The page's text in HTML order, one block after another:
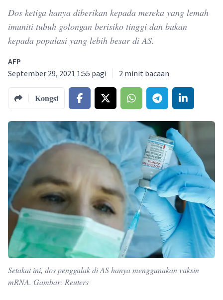
Dos ketiga hanya diberikan kepada mereka yang lemah
imuniti tubuh golongan berisiko tinggi dan bukan
kepada populasi yang lebih besar di AS.
AFP
September 29, 2021 1:55 pagi
2 minit bacaan
Kongsi
Setakat ini, dos penggalak di AS hanya menggunakan vaksin
mRNA. Gambar: Reuters